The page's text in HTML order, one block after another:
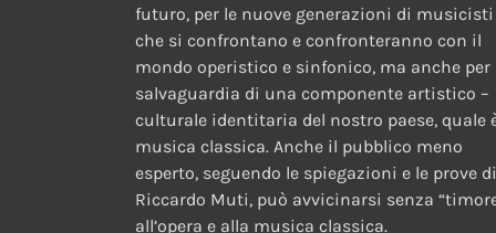
futuro, per le nuove generazioni di musicisti
che si confrontano e confronteranno con il
mondo operistico e sinfonico, ma anche per
salvaguardia di una componente artistico –
culturale identitaria del nostro paese, quale
musica classica. Anche il pubblico meno
esperto, seguendo le spiegazioni e le prove di
Riccardo Muti, può avvicinarsi senza
all’opera e alla musica classica.